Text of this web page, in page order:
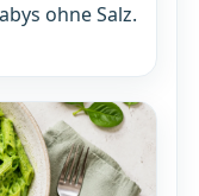
ohne Salz.